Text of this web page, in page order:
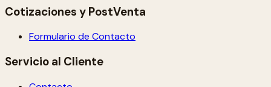
Cotizaciones y PostVenta
Formulario de Contacto
Servicio al Cliente